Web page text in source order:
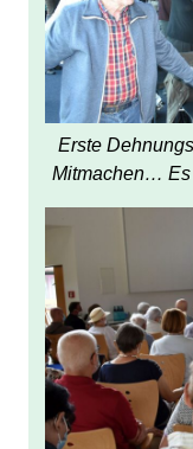
Erste
Mitmachen… Es